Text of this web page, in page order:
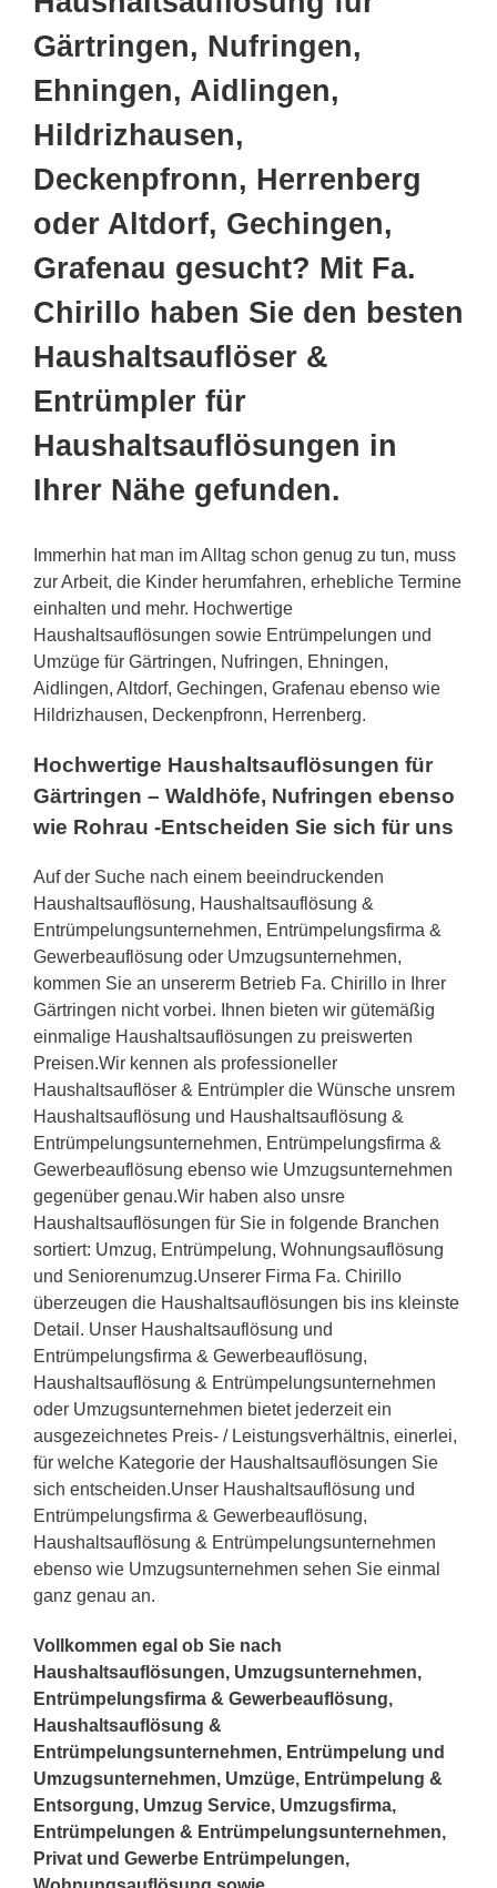
Gärtringen, Nufringen,
Ehningen, Aidlingen,
Hildrizhausen,
Deckenpfronn, Herrenberg
oder Altdorf, Gechingen,
Grafenau gesucht? Mit Fa.
Chirillo haben Sie den besten
Haushaltsauflöser &
Entrümpler für
Haushaltsauflösungen in
Ihrer Nähe gefunden.
Immerhin hat man im Alltag schon genug zu tun, muss
zur Arbeit, die Kinder herumfahren, erhebliche Termine
einhalten und mehr. Hochwertige
Haushaltsauflösungen sowie Entrümpelungen und
Umzüge für Gärtringen, Nufringen, Ehningen,
Aidlingen, Altdorf, Gechingen, Grafenau ebenso wie
Hildrizhausen, Deckenpfronn, Herrenberg.
Hochwertige Haushaltsauflösungen für
Gärtringen – Waldhöfe, Nufringen ebenso
wie Rohrau -Entscheiden Sie sich für uns
Auf der Suche nach einem beeindruckenden
Haushaltsauflösung, Haushaltsauflösung &
Entrümpelungsunternehmen, Entrümpelungsfirma &
Gewerbeauflösung oder Umzugsunternehmen,
kommen Sie an unsererm Betrieb Fa. Chirillo in Ihrer
Gärtringen nicht vorbei. Ihnen bieten wir gütemäßig
einmalige Haushaltsauflösungen zu preiswerten
Preisen.Wir kennen als professioneller
Haushaltsauflöser & Entrümpler die Wünsche unsrem
Haushaltsauflösung und Haushaltsauflösung &
Entrümpelungsunternehmen, Entrümpelungsfirma &
Gewerbeauflösung ebenso wie Umzugsunternehmen
gegenüber genau.Wir haben also unsre
Haushaltsauflösungen für Sie in folgende Branchen
sortiert: Umzug, Entrümpelung, Wohnungsauflösung
und Seniorenumzug.Unserer Firma Fa. Chirillo
überzeugen die Haushaltsauflösungen bis ins kleinste
Detail. Unser Haushaltsauflösung und
Entrümpelungsfirma & Gewerbeauflösung,
Haushaltsauflösung & Entrümpelungsunternehmen
oder Umzugsunternehmen bietet jederzeit ein
ausgezeichnetes Preis- / Leistungsverhältnis, einerlei,
für welche Kategorie der Haushaltsauflösungen Sie
sich entscheiden.Unser Haushaltsauflösung und
Entrümpelungsfirma & Gewerbeauflösung,
Haushaltsauflösung & Entrümpelungsunternehmen
ebenso wie Umzugsunternehmen sehen Sie einmal
ganz genau an.
Vollkommen egal ob Sie nach
Haushaltsauflösungen, Umzugsunternehmen,
Entrümpelungsfirma & Gewerbeauflösung,
Haushaltsauflösung &
Entrümpelungsunternehmen, Entrümpelung und
Umzugsunternehmen, Umzüge, Entrümpelung &
Entsorgung, Umzug Service, Umzugsfirma,
Entrümpelungen & Entrümpelungsunternehmen,
Privat und Gewerbe Entrümpelungen,